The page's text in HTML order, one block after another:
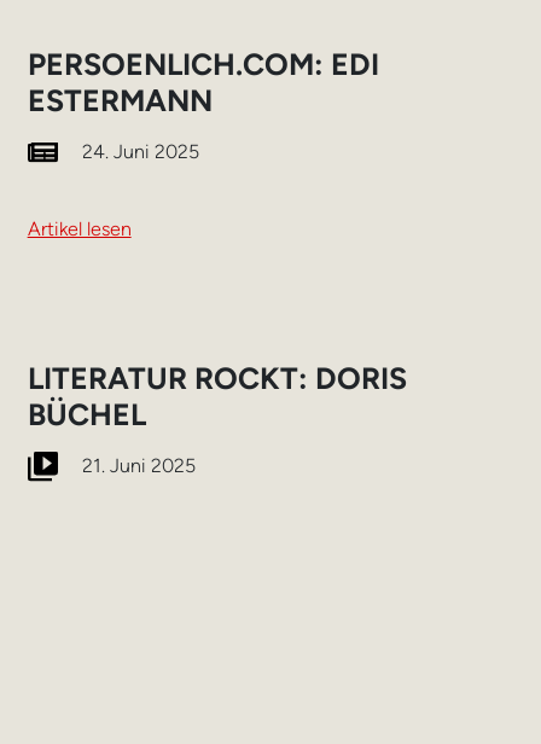
PERSOENLICH.COM: EDI
ESTERMANN
24. Juni 2025
Artikel lesen
LITERATUR ROCKT: DORIS
BÜCHEL
21. Juni 2025